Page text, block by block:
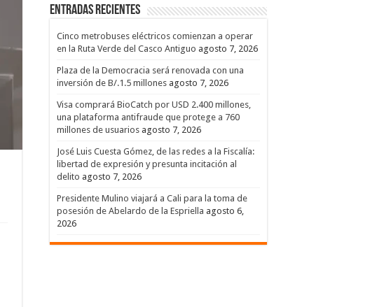
Entradas recientes
Cinco metrobuses eléctricos comienzan a operar
en la Ruta Verde del Casco Antiguo agosto 7, 2026
Plaza de la Democracia será renovada con una
inversión de B/.1.5 millones agosto 7, 2026
Visa comprará BioCatch por USD 2.400 millones,
una plataforma antifraude que protege a 760
millones de usuarios agosto 7, 2026
José Luis Cuesta Gómez, de las redes a la Fiscalía:
libertad de expresión y presunta incitación al
delito agosto 7, 2026
Presidente Mulino viajará a Cali para la toma de
posesión de Abelardo de la Espriella agosto 6,
2026